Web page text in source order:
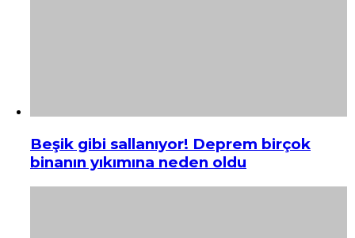
Beşik gibi sallanıyor! Deprem birçok
binanın yıkımına neden oldu